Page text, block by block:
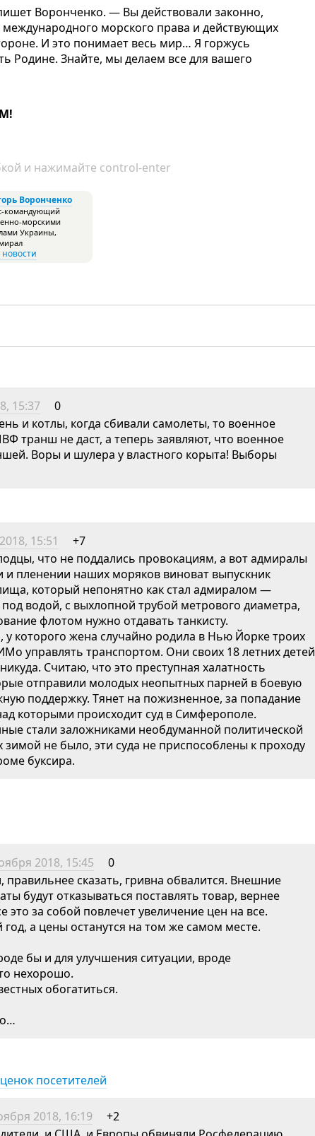
Воронченко. — Вы действовали законно,
морского права и действующих
И это понимает весь мир… Я горжусь
Родине. Знайте, мы делаем все для вашего
и нажимайте control-enter
Воронченко
командующий
морскими
Украины,
новости
15:37
0
и котлы, когда сбивали самолеты, то военное
транш не даст, а теперь заявляют, что военное
Воры и шулера у властного корыта! Выборы
15:51
+7
что не поддались провокациям, а вот адмиралы
пленении наших моряков виноват выпускник
который непонятно как стал адмиралом —
водой, с выхлопной трубой метрового диаметра,
флотом нужно отдавать танкисту.
у которого жена случайно родила в Нью Йорке троих
управлять транспортом. Они своих 18 летних детей
Считаю, что это преступная халатность
отправили молодых неопытных парней в боевую
поддержку. Тянет на пожизненное, за попадание
которыми происходит суд в Симферополе.
стали заложниками необдуманной политической
не было, эти суда не приспособлены к проходу
буксира.
2018, 15:45
0
сказать, гривна обвалится. Внешние
будут отказываться поставлять товар, вернее
это за собой повлечет увеличение цен на все.
а цены останутся на том же самом месте.
бы и для улучшения ситуации, вроде
нехорошо.
обогатиться.
посетителей
2018, 16:19
+2